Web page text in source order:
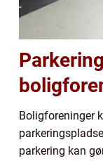
Boligforeninger
parkering kan